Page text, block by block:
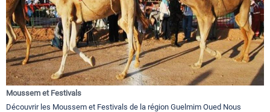
Moussem et Festivals
Découvrir les Moussem et Festivals de la région Guelmim Oued Nous